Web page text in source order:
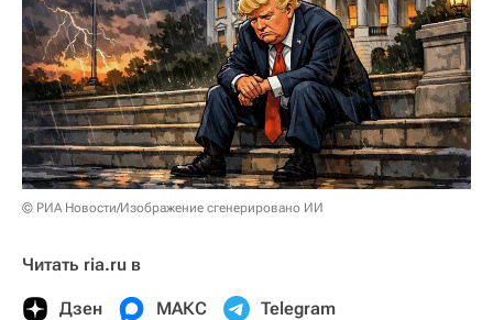
© РИА Новости/Изображение сгенерировано ИИ
Читать ria.ru в
Дзен МАКС Telegram